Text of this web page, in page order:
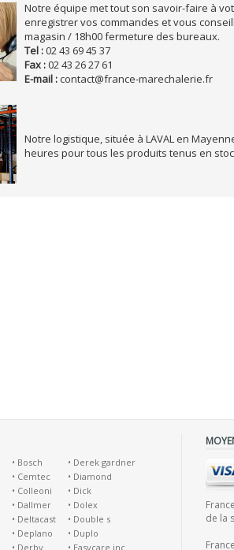
Notre équipe met tout son savoir-faire à
enregistrer vos commandes et vous
magasin / 18h00 fermeture des bureaux.
Tel :02 43 69 45 37
Fax :02 43 26 27 61
E-mail : contact@france-marechalerie.fr
Notre logistique, située à LAVAL en
heures pour tous les produits tenus en
• Bosch
• Cemtec
• Colleoni
• Dallmer
• Deltacast
• Deplano
• Derby
• Derek gardner
• Diamond
• Dick
• Dolex
• Double s
• Duplo
• Easycare inc.
de la